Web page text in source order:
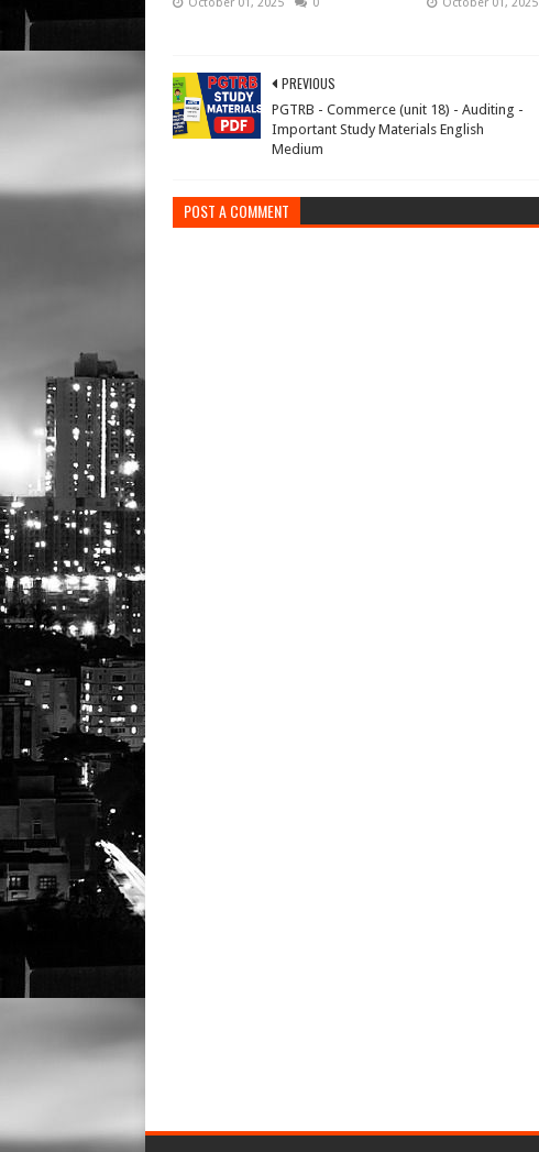
PREVIOUS
PGTRB - Commerce (unit 18) - Auditing -
Important Study Materials English
Medium
POST A COMMENT